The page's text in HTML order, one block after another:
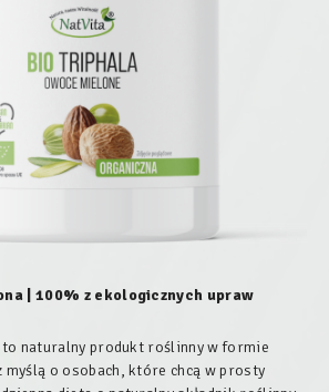
| 100% z ekologicznych upraw
to naturalny produkt roślinny w formie
o osobach, które chcą w prosty